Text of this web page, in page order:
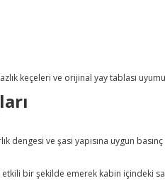
keçeleri ve orijinal yay tablası
dengesi ve şasi yapısına uygun
bir şekilde emerek kabin içindeki